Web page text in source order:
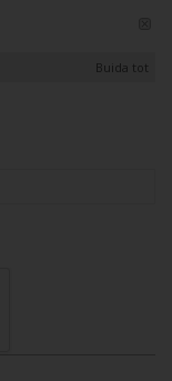
Buida tot